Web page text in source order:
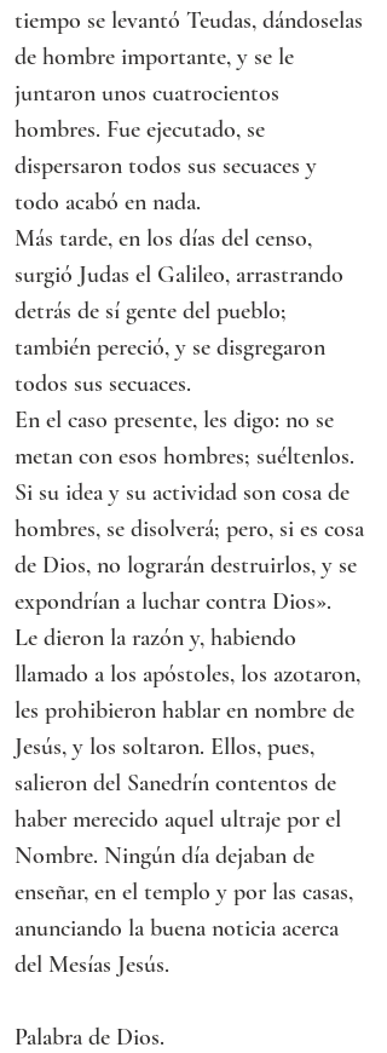
tiempo se levantó Teudas, dándoselas
de hombre importante, y se le
juntaron unos cuatrocientos
hombres. Fue ejecutado, se
dispersaron todos sus secuaces y
todo acabó en nada.
Más tarde, en los días del censo,
surgió Judas el Galileo, arrastrando
detrás de sí gente del pueblo;
también pereció, y se disgregaron
todos sus secuaces.
En el caso presente, les digo: no se
metan con esos hombres; suéltenlos.
Si su idea y su actividad son cosa de
hombres, se disolverá; pero, si es cosa
de Dios, no lograrán destruirlos, y se
expondrían a luchar contra Dios».
Le dieron la razón y, habiendo
llamado a los apóstoles, los azotaron,
les prohibieron hablar en nombre de
Jesús, y los soltaron. Ellos, pues,
salieron del Sanedrín contentos de
haber merecido aquel ultraje por el
Nombre. Ningún día dejaban de
enseñar, en el templo y por las casas,
anunciando la buena noticia acerca
del Mesías Jesús.
Palabra de Dios.